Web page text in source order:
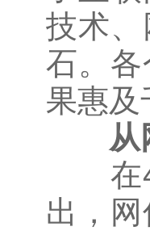
技术
石。
果惠及
从网
在4
出，